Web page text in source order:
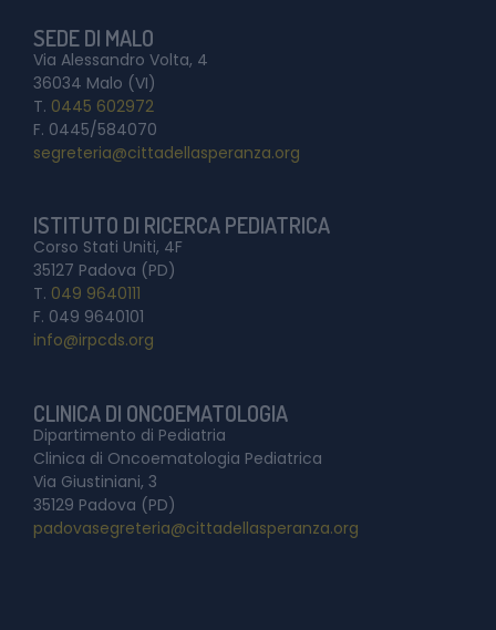
SEDE DI MALO
Via Alessandro Volta, 4
36034 Malo (VI)
T. 0445 602972
F. 0445/584070
segreteria@cittadellasperanza.org
ISTITUTO DI RICERCA PEDIATRICA
Corso Stati Uniti, 4F
35127 Padova (PD)
T. 049 9640111
F. 049 9640101
info@irpcds.org
CLINICA DI ONCOEMATOLOGIA
Dipartimento di Pediatria
Clinica di Oncoematologia Pediatrica
Via Giustiniani, 3
35129 Padova (PD)
padovasegreteria@cittadellasperanza.org